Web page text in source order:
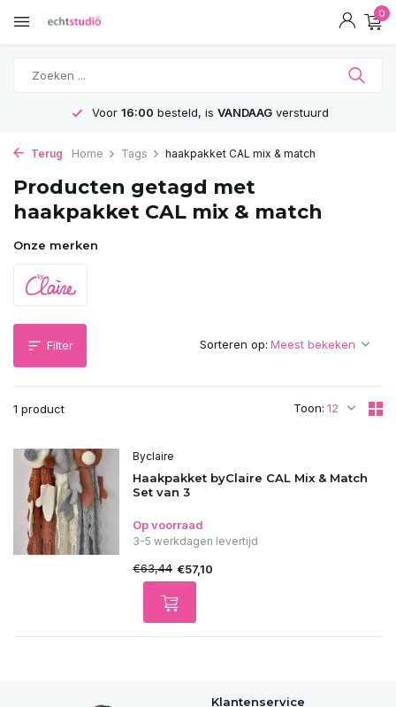
0
Voor 16:00 besteld, is VANDAAGverstuurd
Terug Home Tags haakpakket CAL mix & match
Producten getagd met
haakpakket CAL mix & match
Onze merken
Filter
1 product Toon:
Sorteren op:
Byclaire
Haakpakket byClaire CAL Mix & Match
Set van 3
Op voorraad
3-5 werkdagen levertijd
€63,44 €57,10
Klantenservice